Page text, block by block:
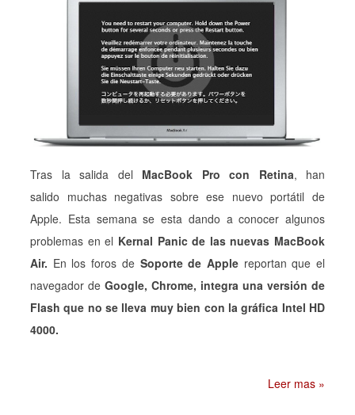
Tras la salida del MacBook Pro con Retina, han
salido muchas negativas sobre ese nuevo portátil de
Apple. Esta semana se esta dando a conocer algunos
problemas en el Kernal Panic de las nuevas MacBook
Air. En los foros de Soporte de Applereportan que el
navegador de Google, Chrome, integra una versión de
Flash que no se lleva muy bien con la gráfica Intel HD
4000.
Leer mas »